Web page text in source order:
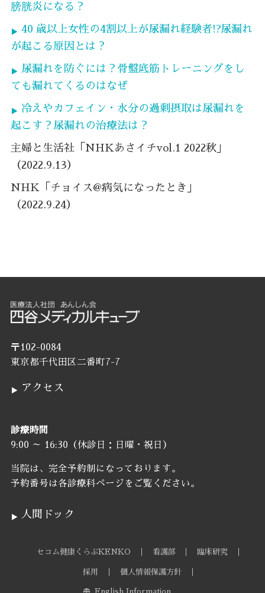
膀胱炎になる？
40 歳以上女性の4割以上が尿漏れ経験者!?尿漏れ
が起こる原因とは？
尿漏れを防ぐには？骨盤底筋トレーニングをし
ても漏れてくるのはなぜ
冷えやカフェイン・水分の過剰摂取は尿漏れを
起こす？尿漏れの治療法は？
主婦と生活社「NHKあさイチvol.1 2022秋」
（2022.9.13）
NHK「チョイス@病気になったとき」
（2022.9.24）
〒102-0084
東京都千代田区二番町7-7
アクセス
診療時間
9:00 ～ 16:30（休診日：日曜・祝日）
当院は、完全予約制になっております。
予約番号は各診療科ページをご覧ください。
人間ドック
セコム健康くらぶKENKO 看護部 臨床研究
採用 個人情報保護方針
English Information